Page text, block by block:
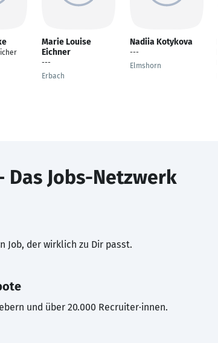
Marie Louise
Eichner
---
Erbach
Nadiia Kotykova
---
Elmshorn
Das Jobs-Netzwerk
Job, der wirklich zu Dir passt.
und über 20.000 Recruiter·innen.